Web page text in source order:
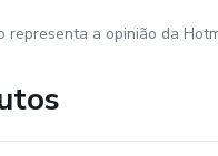
a opinião da